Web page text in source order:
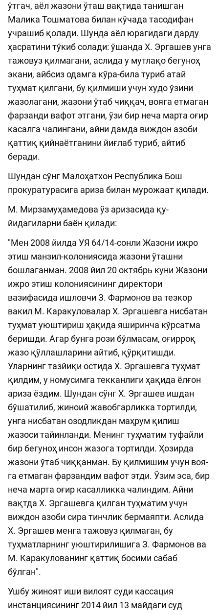
ўтгач, аёл жазони ўташ вақтида танишган
Малика Тошматова билан кўчада тасодифан
учрашиб қолади. Шунда аёл юрагидаги дарду
ҳасратини тўкиб солади: ўшанда Х. Эргашев унга
тажовуз қилмагани, аслида у мутлақо бегуноҳ
экани, айбсиз одамга кўра-била туриб атай
туҳмат қилгани, бу қилмиши учун худо ўзини
жазолагани, жазони ўтаб чиққач, вояга етмаган
фарзанди вафот этгани, ўзи бир неча марта оғир
касалга чалингани, айни дамда виждон азоби
қаттиқ қийнаётганини йиғлаб туриб, айтиб
беради.
Шундан сўнг Малоҳатхон Республика Бош
прокуратурасига ариза билан мурожаат қилади.
М. Мирзамуҳамедова ўз аризасида қу­
йидагиларни баён қилади:
"Мен 2008 йилда УЯ 64/14-сонли Жазони ижро
этиш манзил-колониясида жазони ўташни
бошлаганман. 2008 йил 20 октябрь куни Жазони
ижро этиш колониясининг директори
вазифасида ишловчи З. Фармонов ва тезкор
вакил М. Каракуловалар Х. Эргашевга нисбатан
туҳмат уюштириш ҳақида яширинча кўрсатма
беришди. Агар бунга рози бўлмасам, оғирроқ
жазо қўллашларини айтиб, қўрқитишди.
Уларнинг таз­йиқи остида Х. Эргашевга туҳмат
қилдим, у номусимга текканлиги ҳақида ёлғон
ариза ёздим. Шундан сўнг Х. Эргашев ишдан
бўшатилиб, жиноий жавобгарликка тортилди,
унга нисбатан озодликдан маҳрум қилиш
жазоси та­йинланди. Менинг туҳматим туфайли
бир бегуноҳ инсон жазога тортилди. Ҳозирда
жазони ўтаб чиққанман. Бу қилмишим учун воя­
га етмаган фарзандим вафот этди. Ўзим эса, бир
неча марта оғир касалликка чалиндим. Айни
вақтда Х. Эргашевга қилган туҳматим учун
виждон азоби сира тинчлик бермаяпти. Аслида
Х. Эргашев менга тажовуз қилмаган, бу
туҳматларнинг уюштирилишига З. Фармонов ва
М. Каракулованинг қат­тиқ босими сабаб
бўлган".
Ушбу жиноят иши вилоят суди кассация
инстанциясининг 2014 йил 13 майдаги суд